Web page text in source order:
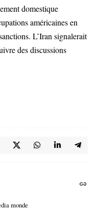
domestique
américaines en
L’Iran signalerait
des discussions
monde